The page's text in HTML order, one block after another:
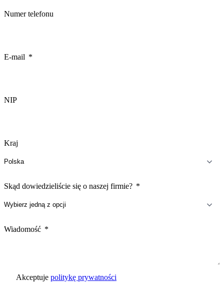
Numer telefonu
E-mail
NIP
Kraj
Skąd dowiedzieliście się o naszej firmie?
Wiadomość
Akceptuje politykę prywatności